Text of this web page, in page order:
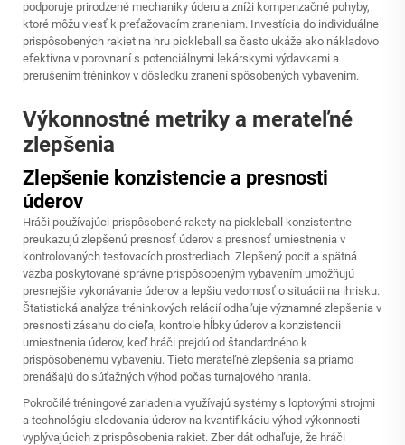
podporuje prirodzené mechaniky úderu a zníži kompenzačné pohyby,
ktoré môžu viesť k preťažovacím zraneniam. Investícia do individuálne
prispôsobených rakiet na hru pickleball sa často ukáže ako nákladovo
efektívna v porovnaní s potenciálnymi lekárskymi výdavkami a
prerušením tréninkov v dôsledku zranení spôsobených vybavením.
Výkonnostné metriky a merateľné
zlepšenia
Zlepšenie konzistencie a presnosti
úderov
Hráči používajúci prispôsobené rakety na pickleball konzistentne
preukazujú zlepšenú presnosť úderov a presnosť umiestnenia v
kontrolovaných testovacích prostrediach. Zlepšený pocit a spätná
väzba poskytované správne prispôsobeným vybavením umožňujú
presnejšie vykonávanie úderov a lepšiu vedomosť o situácii na ihrisku.
Štatistická analýza tréninkových relácií odhaľuje významné zlepšenia v
presnosti zásahu do cieľa, kontrole hĺbky úderov a konzistencii
umiestnenia úderov, keď hráči prejdú od štandardného k
prispôsobenému vybaveniu. Tieto merateľné zlepšenia sa priamo
prenášajú do súťažných výhod počas turnajového hrania.
Pokročilé tréningové zariadenia využívajú systémy s loptovými strojmi
a technológiu sledovania úderov na kvantifikáciu výhod výkonnosti
vyplývajúcich z prispôsobenia rakiet. Zber dát odhaľuje, že hráči